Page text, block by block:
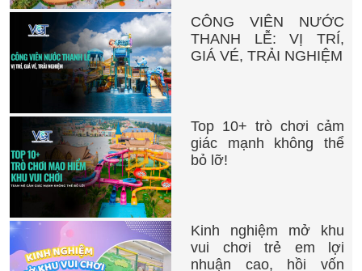
CÔNG VIÊN NƯỚC
THANH LỄ: VỊ TRÍ,
GIÁ VÉ, TRẢI NGHIỆM
Top 10+ trò chơi cảm
giác mạnh không thể
bỏ lỡ!
Kinh nghiệm mở khu
vui chơi trẻ em lợi
nhuận cao, hồi vốn